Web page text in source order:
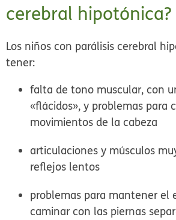
cerebral hipotónica?
Los niños con parálisis cerebral
tener:
falta de tono muscular, con
«flácidos», y problemas para
movimientos de la cabeza
articulaciones y músculos
reflejos lentos
problemas para mantener el
caminar con las piernas